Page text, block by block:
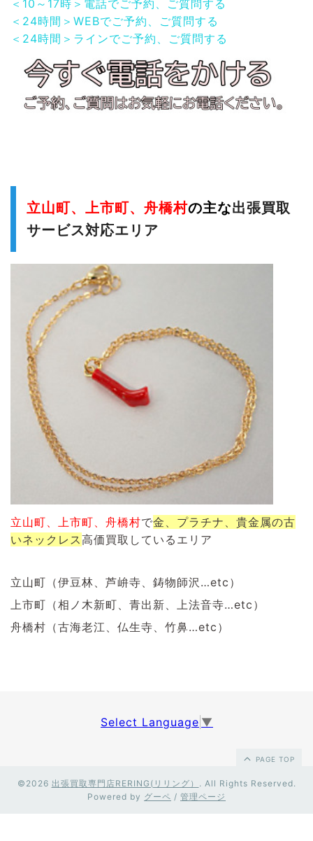
＜10～17時＞電話でご予約、ご質問する
＜24時間＞WEBでご予約、ご質問する
＜24時間＞ラインでご予約、ご質問する
立山町、上市町、舟橋村の主な出張買取
サービス対応エリア
立山町、上市町、舟橋村で金、プラチナ、貴金属の古
いネックレス高価買取しているエリア
立山町（伊豆林、芦峅寺、鋳物師沢…etc）
上市町（相ノ木新町、青出新、上法音寺…etc）
舟橋村（古海老江、仏生寺、竹鼻…etc）
Select Language ▼
PAGE TOP
©2026 出張買取専門店RERING(リリング） . All Rights Reserved.
Powered by グーペ / 管理ページ